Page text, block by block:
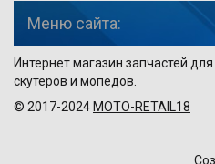
Меню сайта:
Интернет магазин запчастей
скутеров и мопедов.
© 2017-2024 MOTO-RETAIL18